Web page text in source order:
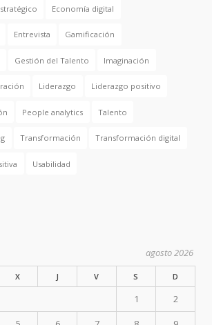
Economía digital
Entrevista Gamificación
Gestión del Talento Imaginación
Liderazgo Liderazgo positivo
People analytics Talento
Transformación Transformación digital
Usabilidad
agosto 2026
X J V S D
1
2